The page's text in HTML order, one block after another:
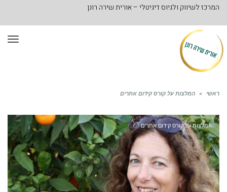
המרכז לשיווק ולגיוס דיגיטלי – אורית שירה רונן
ראשי » המלצות על קורס קידום אתרים
המלצות על קורס קידום אתרים